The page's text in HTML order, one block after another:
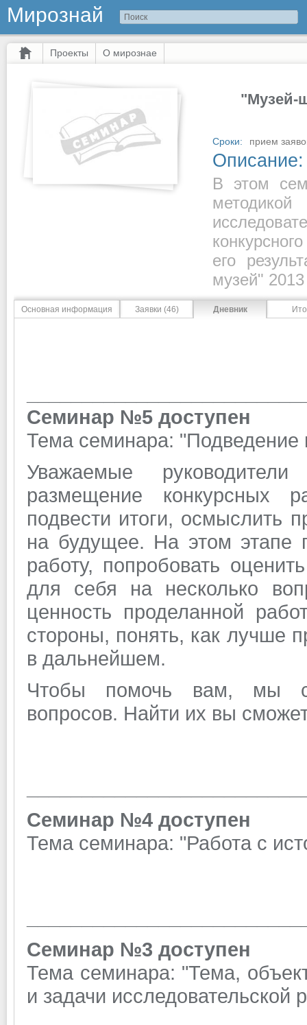
Мирознай
Проекты О мирознае
"Музей-
Сроки: прием
Описание:
В этом
его
музей" 2013
Основная информация Заявки (46) Дневник
Семинар №5 доступен
Тема семинара: "Подведение
Уважаемые руководители
размещение конкурсных
подвести итоги, осмыслить
на будущее. На этом этапе
работу, попробовать
для себя на несколько
ценность проделанной
стороны, понять, как лучше
в дальнейшем.
Чтобы помочь вам, мы
вопросов. Найти их вы
Семинар №4 доступен
Тема семинара: "Работа с
Семинар №3 доступен
Тема семинара: "Тема,
и задачи